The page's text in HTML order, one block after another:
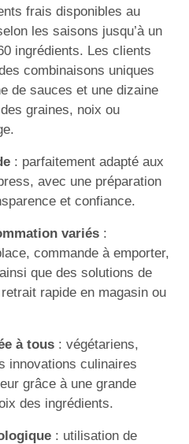
frais disponibles au
les saisons jusqu’à un
ingrédients. Les clients
combinaisons uniques
de sauces et une dizaine
graines, noix ou
: parfaitement adapté aux
avec une préparation
et confiance.
variés :
commande à emporter,
que des solutions de
rapide en magasin ou
à tous : végétariens,
innovations culinaires
grâce à une grande
des ingrédients.
: utilisation de